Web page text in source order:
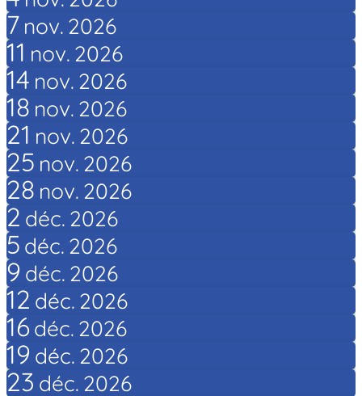
7 nov. 2026
11 nov. 2026
14 nov. 2026
18 nov. 2026
21 nov. 2026
25 nov. 2026
28 nov. 2026
2 déc. 2026
5 déc. 2026
9 déc. 2026
12 déc. 2026
16 déc. 2026
19 déc. 2026
23 déc. 2026